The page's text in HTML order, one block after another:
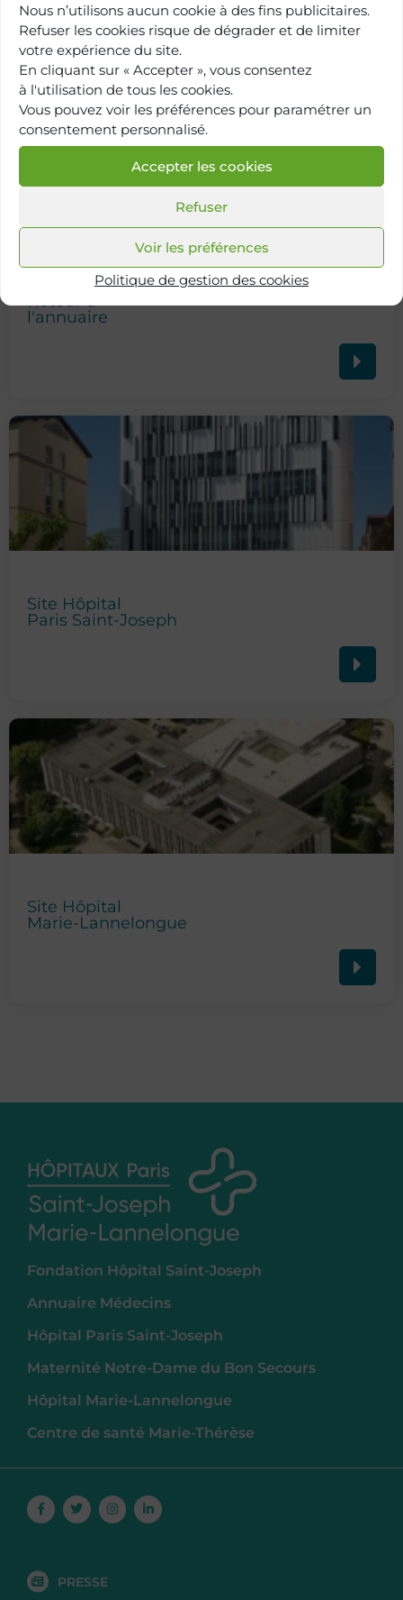
Nous n’utilisons aucun cookie à des fins publicitaires.
Refuser les cookies risque de dégrader et de limiter
votre expérience du site.
En cliquant sur « Accepter », vous consentez
à l'utilisation de tous les cookies.
Vous pouvez voir les préférences pour paramétrer un
consentement personnalisé.
Accepter les cookies
Refuser
Voir les préférences
Politique de gestion des cookies
Retour à
l'annuaire
Site Hôpital
Paris Saint-Joseph
Site Hôpital
Marie-Lannelongue
Fondation Hôpital Saint-Joseph
Annuaire Médecins
Hôpital Paris Saint-Joseph
Maternité Notre-Dame du Bon Secours
Hôpital Marie-Lannelongue
Centre de santé Marie-Thérèse
Facebook-
f
TwitterInstagramLinkedin-
in
PRESSE